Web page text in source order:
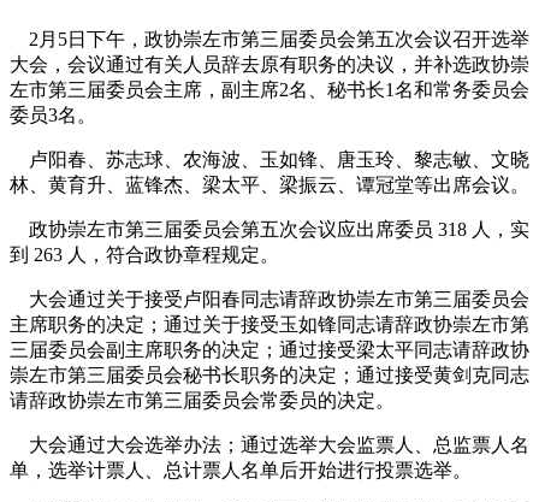
2月5日下午，政协崇左市第三届委员会第五次会议召开选举
大会，会议通过有关人员辞去原有职务的决议，并补选政协崇
左市第三届委员会主席，副主席2名、秘书长1名和常务委员会
委员3名。
卢阳春、苏志球、农海波、玉如锋、唐玉玲、黎志敏、文晓
林、黄育升、蓝锋杰、梁太平、梁振云、谭冠堂等出席会议。
政协崇左市第三届委员会第五次会议应出席委员 318 人，实
到 263 人，符合政协章程规定。
大会通过关于接受卢阳春同志请辞政协崇左市第三届委员会
主席职务的决定；通过关于接受玉如锋同志请辞政协崇左市第
三届委员会副主席职务的决定；通过接受梁太平同志请辞政协
崇左市第三届委员会秘书长职务的决定；通过接受黄剑克同志
请辞政协崇左市第三届委员会常委员的决定。
大会通过大会选举办法；通过选举大会监票人、总监票人名
单，选举计票人、总计票人名单后开始进行投票选举。